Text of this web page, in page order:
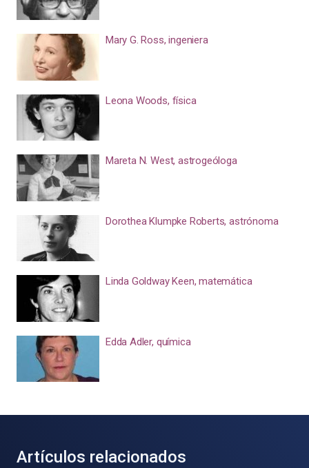
Mary G. Ross, ingeniera
Leona Woods, física
Mareta N. West, astrogeóloga
Dorothea Klumpke Roberts, astrónoma
Linda Goldway Keen, matemática
Edda Adler, química
Artículos relacionados